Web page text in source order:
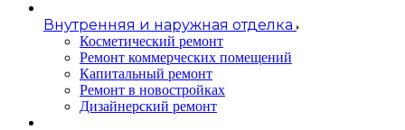
Внутренняя и наружная отделка
Косметический ремонт
Ремонт коммерческих помещений
Капитальный ремонт
Ремонт в новостройках
Дизайнерский ремонт